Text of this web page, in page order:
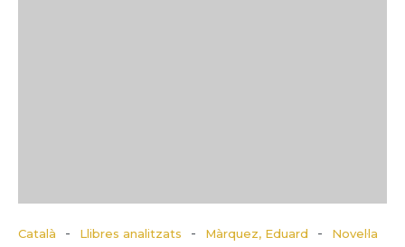
Català - Llibres analitzats - Màrquez, Eduard -
Novel·la